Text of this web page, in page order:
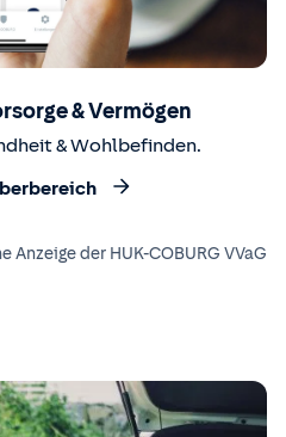
& Vermögen
& Wohlbefinden.
Anzeige der HUK-COBURG VVaG